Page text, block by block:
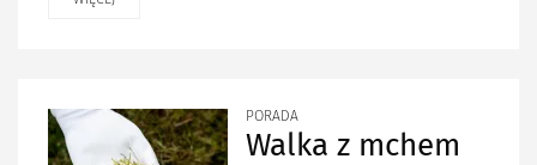
PORADA
Walka z mchem